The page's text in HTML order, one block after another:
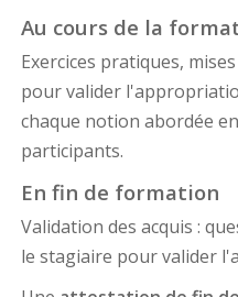
Au cours de la
Exercices pratiques,
pour valider
chaque notion abordée
participants.
En fin de formation
Validation des acquis :
le stagiaire pour valider